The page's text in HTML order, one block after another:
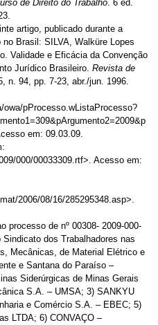
de Direito do Trabalho. 6 ed.
artigo, publicado durante a
Brasil: SILVA, Walküre Lopes
Validade e Eficácia da Convenção
Jurídico Brasileiro. Revista de
n. 94, pp. 7-23, abr./jun. 1996.
pProcesso.wListaProcesso?
em: 09.03.09.
000/00033309.rtf>. Acesso em:
2006/08/16/285295348.asp>.
processo de nº 00308- 2009-000-
dos Trabalhadores nas
Mecânicas, de Material Elétrico e
e Santana do Paraíso –
Siderúrgicas de Minas Gerais
S.A. – UMSA; 3) SANKYU
e Comércio S.A. – EBEC; 5)
LTDA; 6) CONVAÇO –